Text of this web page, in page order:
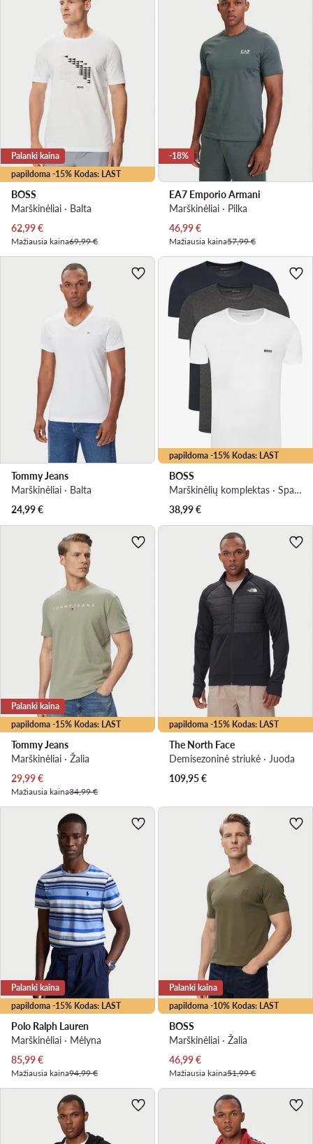
papildoma -15% Kodas: LAST
Palanki kaina
BOSS
Marškinėliai · Balta
Dabartinė kaina
62,99€
Mažiausia kaina69,99 €
-18%
EA7 Emporio Armani
Marškinėliai · Pilka
Dabartinė kaina
46,99€
Mažiausia kaina57,99 €
Tommy Jeans
Marškinėliai · Balta
24,99€
papildoma -15% Kodas: LAST
BOSS
Marškinėlių komplektas · Spalvota
38,99€
papildoma -15% Kodas: LAST
Palanki kaina
Tommy Jeans
Marškinėliai · Žalia
Dabartinė kaina
29,99€
Mažiausia kaina34,99 €
papildoma -15% Kodas: LAST
The North Face
Demisezoninė striukė · Juoda
109,95€
papildoma -15% Kodas: LAST
Palanki kaina
Polo Ralph Lauren
Marškinėliai · Mėlyna
Dabartinė kaina
85,99€
Mažiausia kaina94,99 €
papildoma -10% Kodas: LAST
Palanki kaina
BOSS
Marškinėliai · Žalia
Dabartinė kaina
46,99€
Mažiausia kaina51,99 €